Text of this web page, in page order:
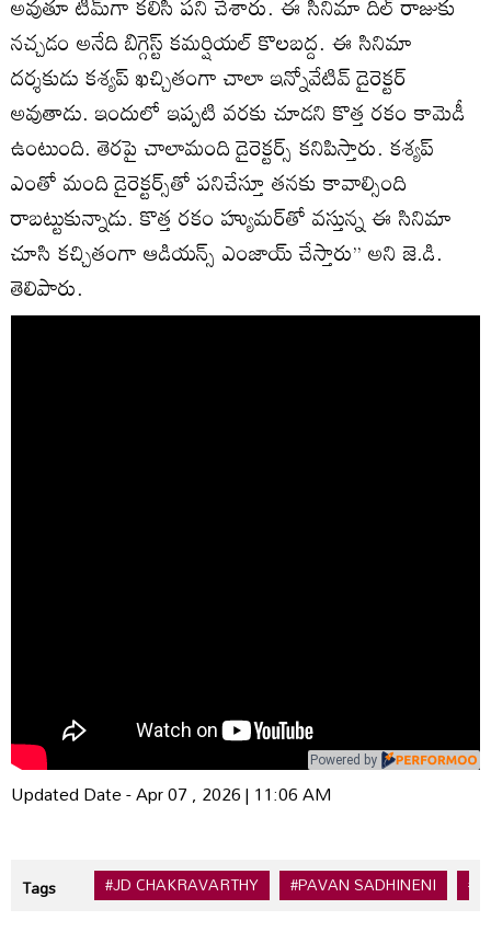
నచ్చడం అనేది బిగ్గెస్ట్ కమర్షియల్ కొలబద్ద. ఈ సినిమా
దర్శకుడు కశ్యప్ ఖచ్చితంగా చాలా ఇన్నోవేటివ్ డైరెక్టర్
అవుతాడు. ఇందులో ఇప్పటి వరకు చూడని కొత్త రకం కామెడీ
ఉంటుంది. తెరపై చాలామంది డైరెక్టర్స్ కనిపిస్తారు. కశ్యప్
ఎంతో మంది డైరెక్టర్స్‌తో పనిచేస్తూ తనకు కావాల్సింది
రాబట్టుకున్నాడు. కొత్త రకం హ్యుమర్‌తో వస్తున్న ఈ సినిమా
చూసి కచ్చితంగా ఆడియన్స్ ఎంజాయ్ చేస్తారు’’ అని జె.డి.
తెలిపారు.
Powered by
Updated Date - Apr 07 , 2026 | 11:06 AM
Tags #JD CHAKRAVARTHY #PAVAN SADHINENI